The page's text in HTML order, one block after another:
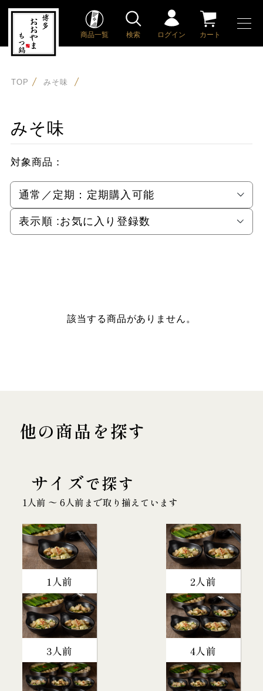
商品一覧 検索 ログイン カート
TOP みそ味
みそ味
対象商品：
通常／定期： 定期購入可能
表示順 :お気に入り登録数
該当する商品がありません。
他の商品を探す
サイズで探す
1人前 〜 6人前まで取り揃えています
1人前 2人前
3人前 4人前